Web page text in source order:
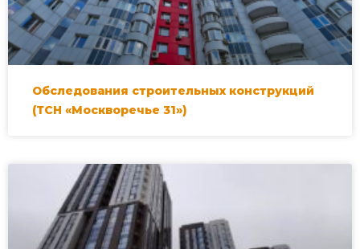
Обследования строительных конструкций
(ТСН «Москворечье 31»)